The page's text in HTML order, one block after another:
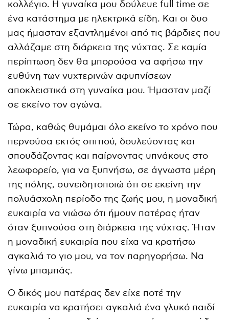
κολλέγιο. Η γυναίκα μου δούλευε full time σε
ένα κατάστημα με ηλεκτρικά είδη. Και οι δυο
μας ήμασταν εξαντλημένοι από τις βάρδιες που
αλλάζαμε στη διάρκεια της νύχτας. Σε καμία
περίπτωση δεν θα μπορούσα να αφήσω την
ευθύνη των νυχτερινών αφυπνίσεων
αποκλειστικά στη γυναίκα μου. Ήμασταν μαζί
σε εκείνο τον αγώνα.
Τώρα, καθώς θυμάμαι όλο εκείνο το χρόνο που
περνούσα εκτός σπιτιού, δουλεύοντας και
σπουδάζοντας και παίρνοντας υπνάκους στο
λεωφορείο, για να ξυπνήσω, σε άγνωστα μέρη
της πόλης, συνειδητοποιώ ότι σε εκείνη την
πολυάσχολη περίοδο της ζωής μου, η μοναδική
ευκαιρία να νιώσω ότι ήμουν πατέρας ήταν
όταν ξυπνούσα στη διάρκεια της νύχτας. Ήταν
η μοναδική ευκαιρία που είχα να κρατήσω
αγκαλιά το γιο μου, να τον παρηγορήσω. Να
γίνω μπαμπάς.
Ο δικός μου πατέρας δεν είχε ποτέ την
ευκαιρία να κρατήσει αγκαλιά ένα γλυκό παιδί